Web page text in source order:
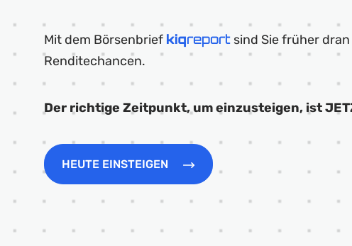
Mit dem Börsenbrief kiqreport sind Sie früher
Renditechancen.
Der richtige Zeitpunkt, um einzusteigen, ist
HEUTE EINSTEIGEN